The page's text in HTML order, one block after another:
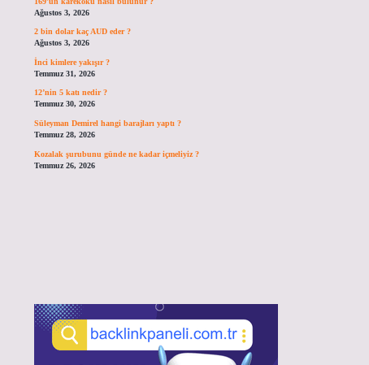
Ağustos 3, 2026
2 bin dolar kaç AUD eder ?
Ağustos 3, 2026
İnci kimlere yakışır ?
Temmuz 31, 2026
12’nin 5 katı nedir ?
Temmuz 30, 2026
Süleyman Demirel hangi barajları yaptı ?
Temmuz 28, 2026
Kozalak şurubunu günde ne kadar içmeliyiz ?
Temmuz 26, 2026